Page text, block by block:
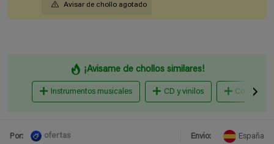
Avisar de chollo agotado
¡Avisame de chollos similares!
Instrumentos musicales CD y vinilos Conciertos
Por: ofertas Envio: España